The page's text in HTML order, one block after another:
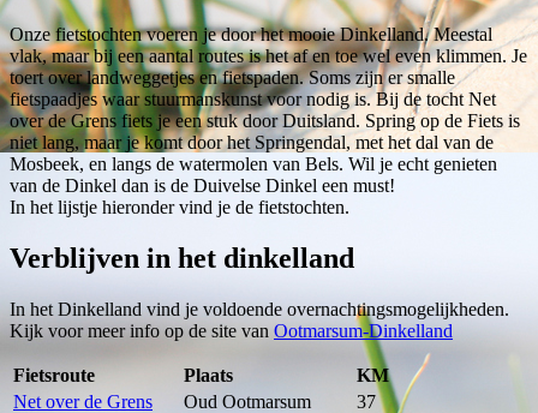
Onze fietstochten voeren je door het mooie Dinkelland. Meestal
vlak, maar bij een aantal routes is het af en toe wel even klimmen. Je
toert over landweggetjes en fietspaden. Soms zijn er smalle
fietspaadjes waar stuurmanskunst voor nodig is. Bij de tocht Net
over de Grens fiets je een stuk door Duitsland. Spring op de Fiets is
niet lang, maar je komt door het Springendal, met het dal van de
Mosbeek, en langs de watermolen van Bels. Wil je echt genieten
van de Dinkel dan is de Duivelse Dinkel een must!
In het lijstje hieronder vind je de fietstochten.
Verblijven in het dinkelland
In het Dinkelland vind je voldoende overnachtingsmogelijkheden.
Kijk voor meer info op de site van Ootmarsum-Dinkelland
Fietsroute Plaats
KM
Net over de Grens
Oud Ootmarsum
37